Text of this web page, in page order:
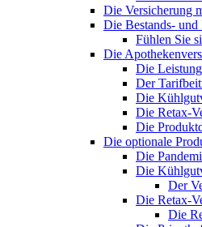
Die Versicherung
Die Bestands-
Fühlen Sie
Die
Die
Der
Die
Die Retax-
Die
Die optionale
Die
Die
Der
Die Retax-
Die